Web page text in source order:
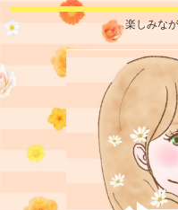
楽しみな